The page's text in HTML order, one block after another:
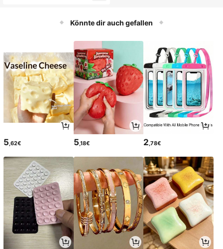
Könnte dir auch gefallen
5,62€ 5,18€ 2,78€